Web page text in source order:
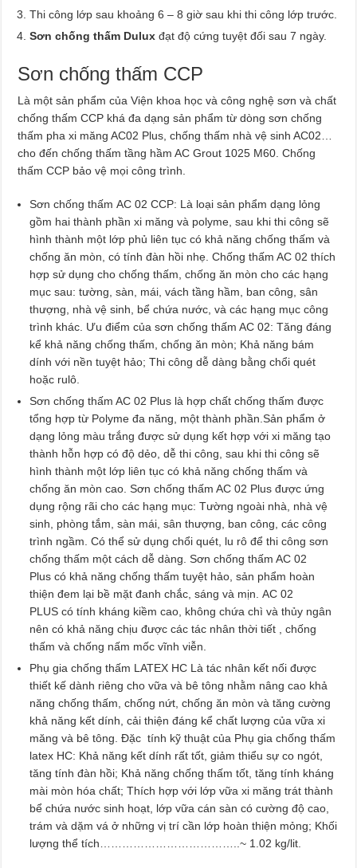
Thi công lớp sau khoảng 6 – 8 giờ sau khi thi công lớp trước.
Sơn chống thấm Dulux đạt độ cứng tuyệt đối sau 7 ngày.
Sơn chống thấm CCP
Là một sản phẩm của Viện khoa học và công nghệ sơn và chất
chống thấm CCP khá đa dạng sản phẩm từ dòng sơn chống
thấm pha xi măng AC02 Plus, chống thấm nhà vệ sinh AC02…
cho đến chống thấm tầng hầm AC Grout 1025 M60. Chống
thấm CCP bảo vệ mọi công trình.
Sơn chống thấm AC 02 CCP: Là loại sản phẩm dạng lỏng
gồm hai thành phần xi măng và polyme, sau khi thi công sẽ
hình thành một lớp phủ liên tục có khả năng chống thấm và
chống ăn mòn, có tính đàn hồi nhẹ. Chống thấm AC 02 thích
hợp sử dụng cho chống thấm, chống ăn mòn cho các hạng
mục sau: tường, sàn, mái, vách tầng hầm, ban công, sân
thượng, nhà vệ sinh, bể chứa nước, và các hạng mục công
trình khác. Ưu điểm của sơn chống thấm AC 02: Tăng đáng
kể khả năng chống thấm, chống ăn mòn; Khả năng bám
dính với nền tuyệt hảo; Thi công dễ dàng bằng chổi quét
hoặc rulô.
Sơn chống thấm AC 02 Plus là hợp chất chống thấm được
tổng hợp từ Polyme đa năng, một thành phần.Sản phẩm ở
dạng lỏng màu trắng được sử dụng kết hợp với xi măng tạo
thành hỗn hợp có độ dẻo, dễ thi công, sau khi thi công sẽ
hình thành một lớp liên tục có khả năng chống thấm và
chống ăn mòn cao. Sơn chống thấm AC 02 Plus được ứng
dụng rộng rãi cho các hạng mục: Tường ngoài nhà, nhà vệ
sinh, phòng tắm, sàn mái, sân thượng, ban công, các công
trình ngầm. Có thể sử dụng chổi quét, lu rô để thi công sơn
chống thấm một cách dễ dàng. Sơn chống thấm AC 02
Plus có khả năng chống thấm tuyệt hảo, sản phẩm hoàn
thiện đem lại bề mặt đanh chắc, sáng và mịn. AC 02
PLUS có tính kháng kiềm cao, không chứa chì và thủy ngân
nên có khả năng chịu được các tác nhân thời tiết , chống
thấm và chống nấm mốc vĩnh viễn.
Phụ gia chống thấm LATEX HC Là tác nhân kết nối được
thiết kế dành riêng cho vữa và bê tông nhằm nâng cao khả
năng chống thấm, chống nứt, chống ăn mòn và tăng cường
khả năng kết dính, cải thiện đáng kể chất lượng của vữa xi
măng và bê tông. Đặc tính kỹ thuật của Phụ gia chống thấm
latex HC: Khả năng kết dính rất tốt, giảm thiểu sự co ngót,
tăng tính đàn hồi; Khả năng chống thấm tốt, tăng tính kháng
mài mòn hóa chất; Thích hợp với lớp vữa xi măng trát thành
bể chứa nước sinh hoạt, lớp vữa cán sàn có cường độ cao,
trám và dặm vá ở những vị trí cần lớp hoàn thiện mỏng; Khối
lượng thể tích………………………………..~ 1.02 kg/lit.